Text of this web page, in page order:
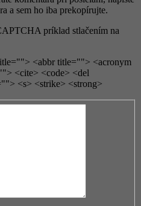
a sem ho iba prekopírujte.
príklad stlačením na
<abbr title=""> <acronym
<cite> <code> <del
<s> <strike> <strong>